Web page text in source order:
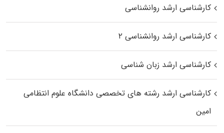
کارشناسی ارشد روانشناسی
کارشناسی ارشد روانشناسی ۲
کارشناسی ارشد زبان شناسی
کارشناسی ارشد رﺷﺘﻪ ﻫﺎی تخصصی داﻧﺸﮕﺎه ﻋﻠﻮم انتظامی
اﻣﻴﻦ